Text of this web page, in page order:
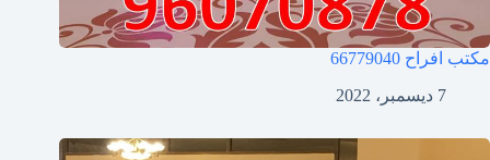
مكتب افراح 66779040
7 ديسمبر، 2022